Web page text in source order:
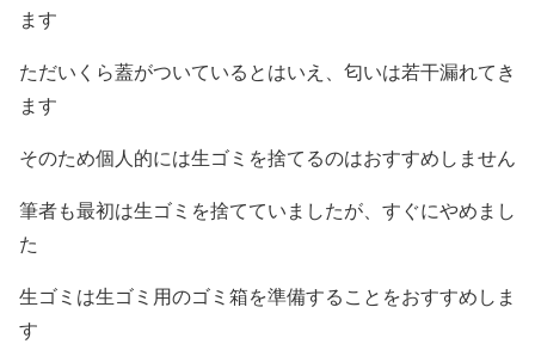
ます
ただいくら蓋がついているとはいえ、匂いは若干漏れてき
ます
そのため個人的には生ゴミを捨てるのはおすすめしません
筆者も最初は生ゴミを捨てていましたが、すぐにやめまし
た
生ゴミは生ゴミ用のゴミ箱を準備することをおすすめしま
す